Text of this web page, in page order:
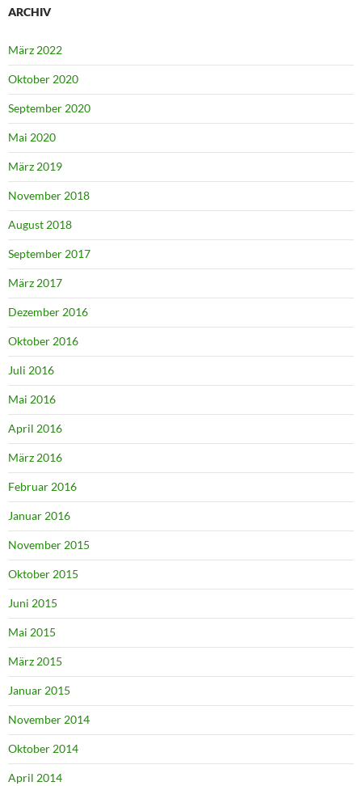
ARCHIV
März 2022
Oktober 2020
September 2020
Mai 2020
März 2019
November 2018
August 2018
September 2017
März 2017
Dezember 2016
Oktober 2016
Juli 2016
Mai 2016
April 2016
März 2016
Februar 2016
Januar 2016
November 2015
Oktober 2015
Juni 2015
Mai 2015
März 2015
Januar 2015
November 2014
Oktober 2014
April 2014